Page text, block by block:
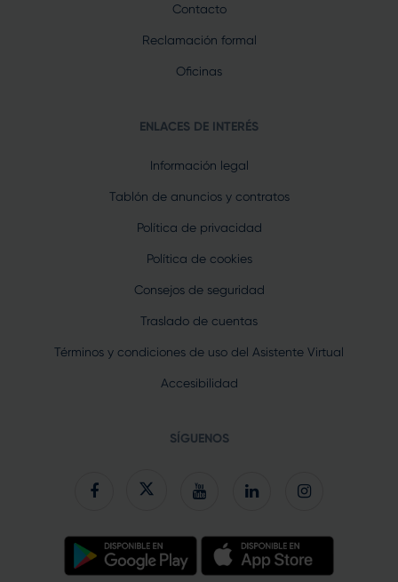
Contacto
Reclamación formal
Oficinas
ENLACES DE INTERÉS
Información legal
Tablón de anuncios y contratos
Política de privacidad
Política de cookies
Consejos de seguridad
Traslado de cuentas
Términos y condiciones de uso del Asistente Virtual
Accesibilidad
SÍGUENOS